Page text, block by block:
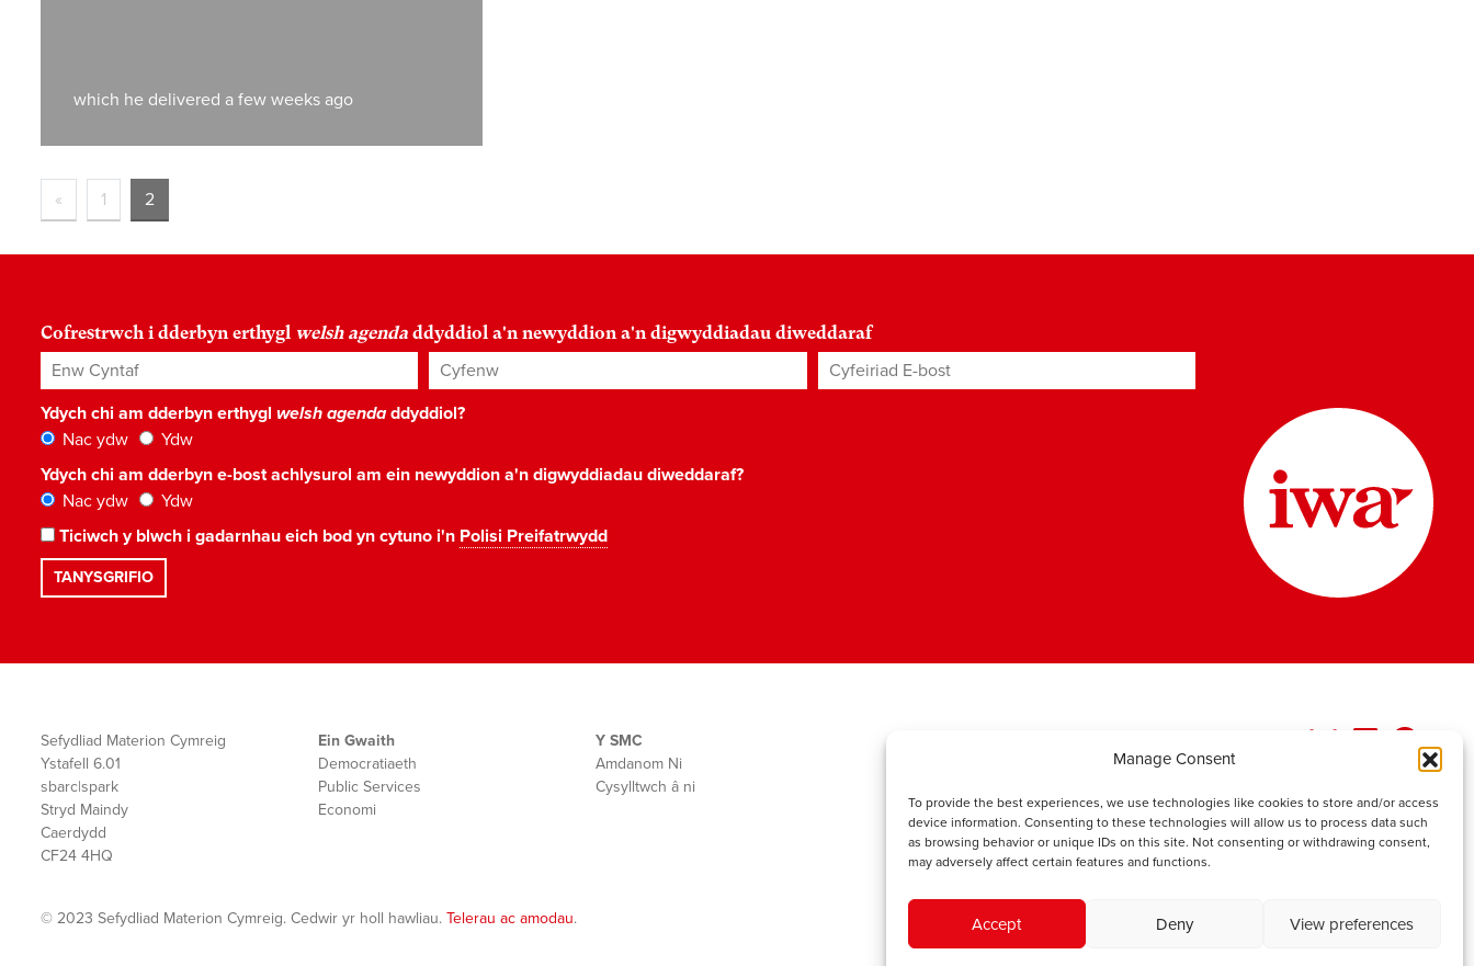
Manage Consent
To provide the best experiences, we use technologies like cookies to store and/or access
device information. Consenting to these technologies will allow us to process data such
as browsing behavior or unique IDs on this site. Not consenting or withdrawing consent,
may adversely affect certain features and functions.
Accept Deny View preferences
which he delivered a few weeks ago
« 1 2
Cofrestrwch i dderbyn erthygl welsh agenda ddyddiol a'n newyddion a'n digwyddiadau diweddaraf
Enw Cyntaf Cyfenw Cyfeiriad E-bost*
Ydych chi am dderbyn erthygl welsh agendaddyddiol?
Nac ydw
Ydw
Ydych chi am dderbyn e-bost achlysurol am ein newyddion a'n digwyddiadau diweddaraf?
Nac ydw
Ydw
Ticiwch y blwch i gadarnhau eich bod yn cytuno i'n Polisi Preifatrwydd
Sefydliad Materion Cymreig
Ystafell 6.01
sbarc|spark
Stryd Maindy
Caerdydd
CF24 4HQ
Ein Gwaith
Democratiaeth
Public Services
Economi
Y SMC
Amdanom Ni
Cysylltwch â ni
© 2023 Sefydliad Materion Cymreig. Cedwir yr holl hawliau. Telerau ac amodau.